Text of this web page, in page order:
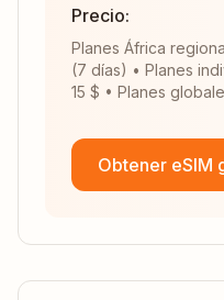
Precio:
Planes África
(7 días) • Planes
15 $ • Planes
Obtener eSIM